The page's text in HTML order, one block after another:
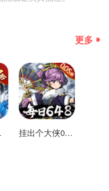
更多
抽版 挂出个大侠0.05折免单福利版